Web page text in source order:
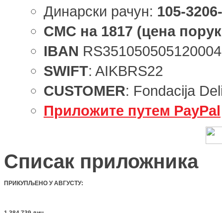
Динарски рачун: 105-
СМС на 1817 (цена
IBAN
SWIFT: AIKBRS22
CUSTOMER: Fondacija
Приложите путем PayPal
Списак приложника
ПРИКУПЉЕНО У АВГУСТУ: